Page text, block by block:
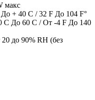
макс
+ 40 C / 32 F До 104 F°
C До 60 C / От -4 F До 140
до 90% RH (без